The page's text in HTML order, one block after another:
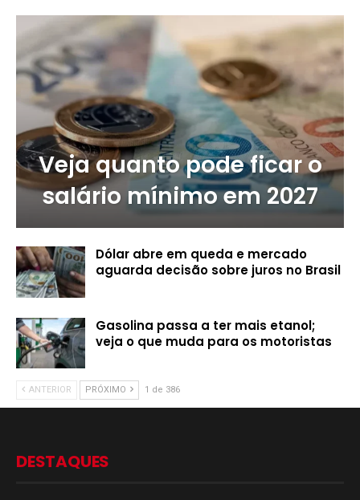
Veja quanto pode ficar o
salário mínimo em 2027
Dólar abre em queda e mercado
aguarda decisão sobre juros no Brasil
Gasolina passa a ter mais etanol;
veja o que muda para os motoristas
ANTERIOR PRÓXIMO 1 de 386
DESTAQUES